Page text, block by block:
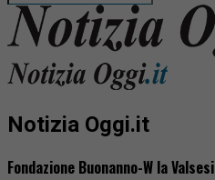
Notizia Oggi.it
Fondazione Buonanno-W la